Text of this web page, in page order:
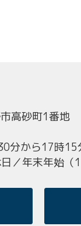
高砂町1番地
分から17時15
／年末年始